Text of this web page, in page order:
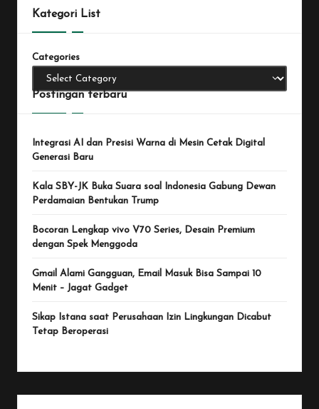
Kategori List
Categories
Postingan terbaru
Integrasi AI dan Presisi Warna di Mesin Cetak Digital
Generasi Baru
Kala SBY-JK Buka Suara soal Indonesia Gabung Dewan
Perdamaian Bentukan Trump
Bocoran Lengkap vivo V70 Series, Desain Premium
dengan Spek Menggoda
Gmail Alami Gangguan, Email Masuk Bisa Sampai 10
Menit – Jagat Gadget
Sikap Istana saat Perusahaan Izin Lingkungan Dicabut
Tetap Beroperasi